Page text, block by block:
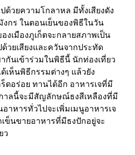
ด้วยความโกลาหล มีทั้งเสียงดัง
กร ในตอนเย็นของพิธีในวัน
เมืองภูเก็ตจะกลายสภาพเป็น
วยเสียงและควันจากประทัด
กันเข้าร่วมในพิธีนี้ นักท่องเที่ยว
เห็นพิธีกรรมต่างๆ แล้วยัง
ดอร่อย ทานได้อีก อาหารเจที่มี
าลนี้จะมีสัญลักษณ์ธงสีเหลืองที่มี
าหารทั่วไปจะเพิ่มเมนูอาหารเจ
เข็นขายอาหารที่มีธงปักอยู่จะ
ว